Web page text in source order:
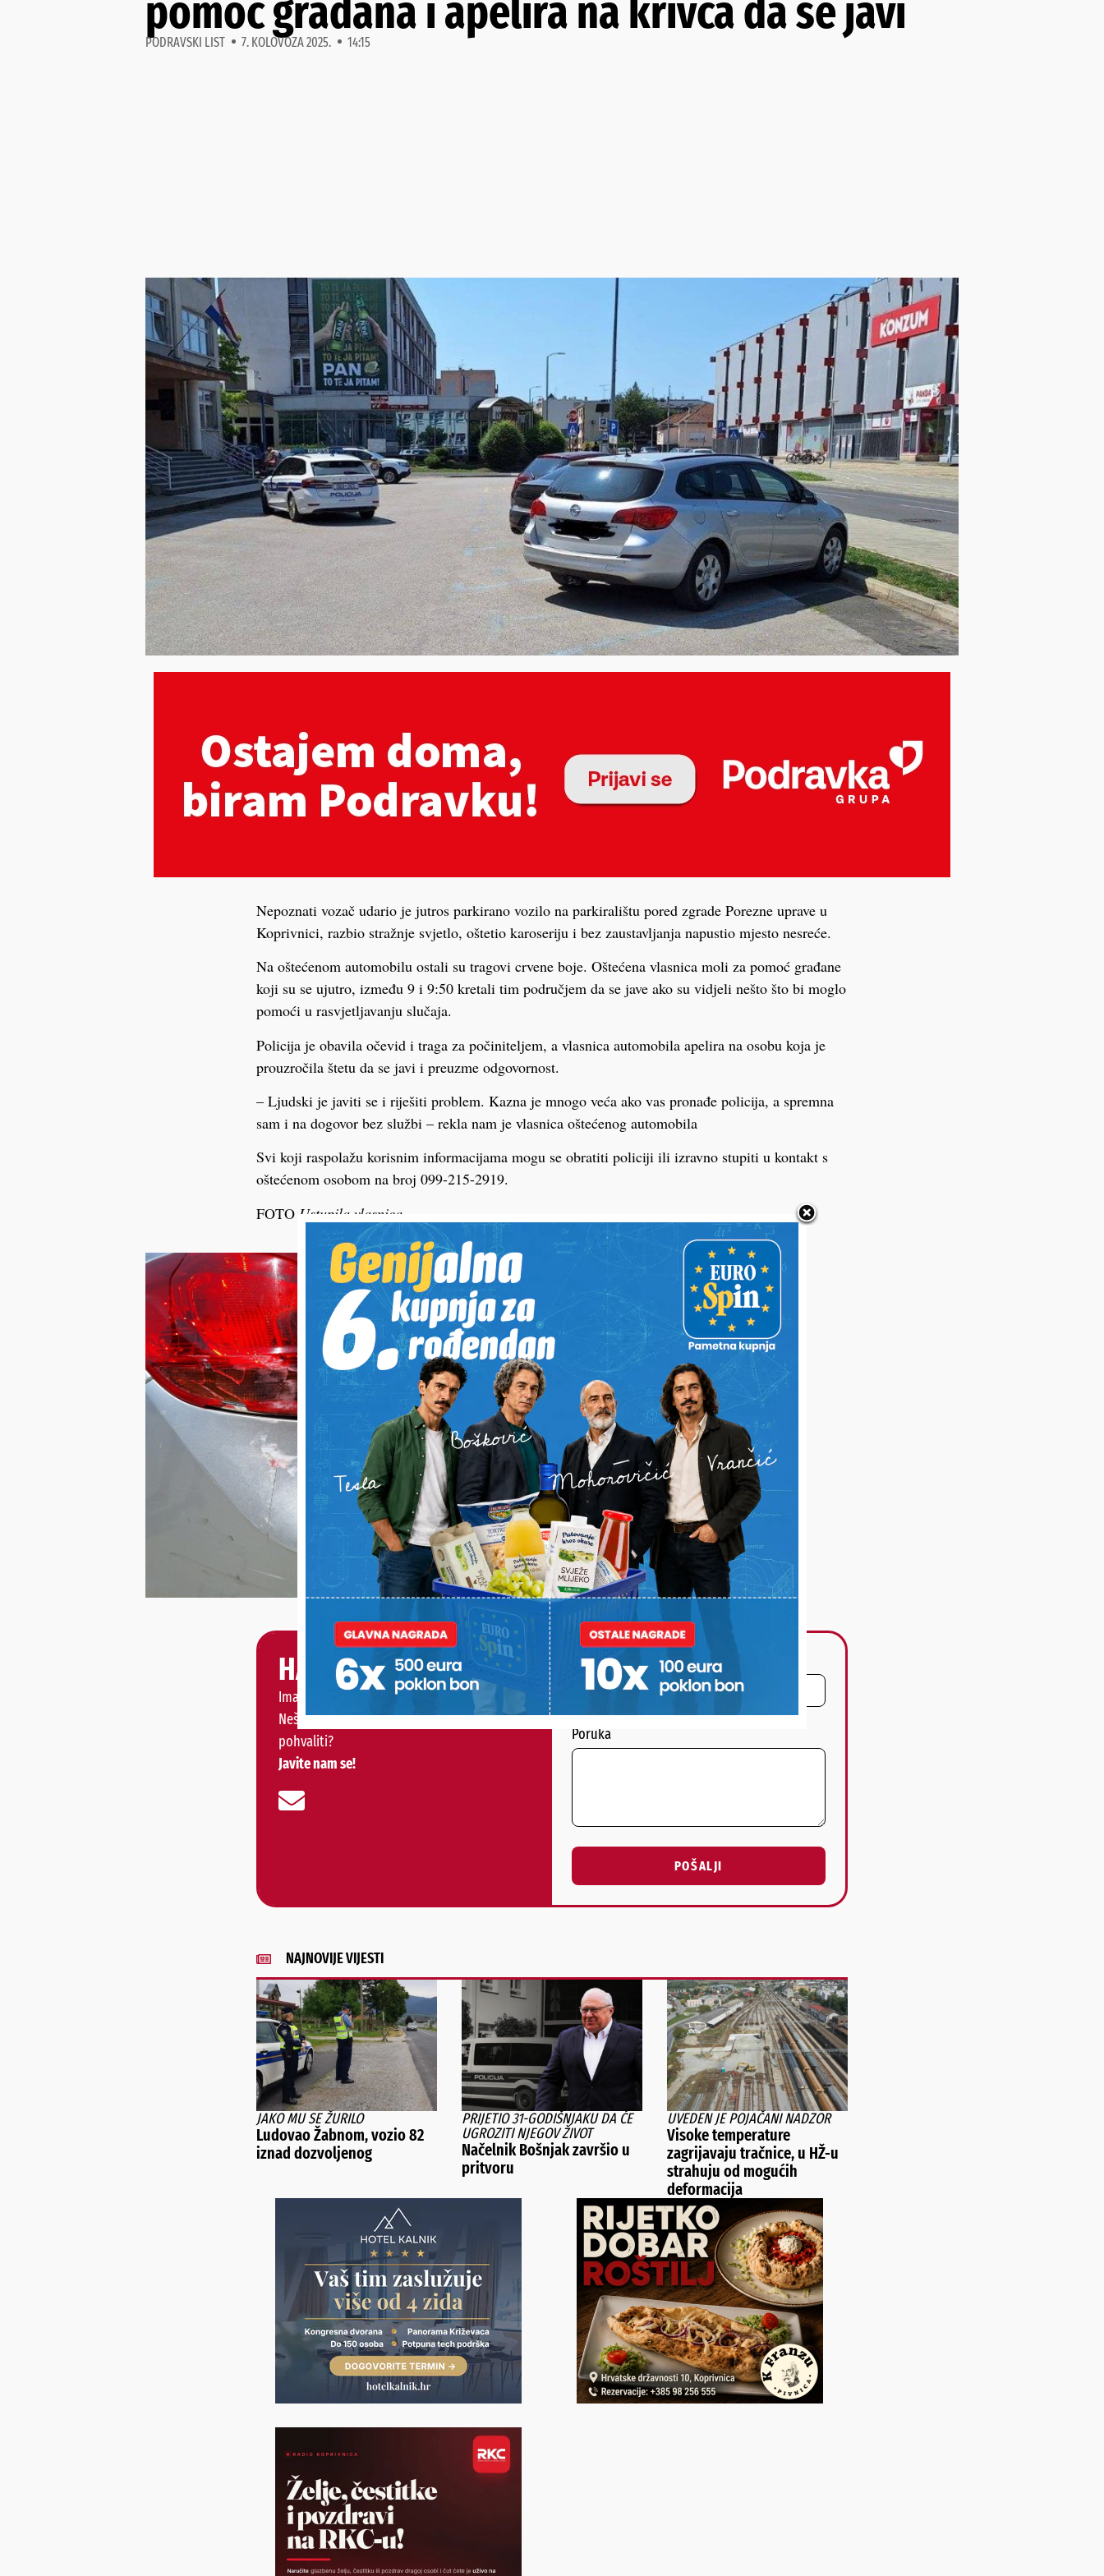
pomoć građana i apelira na krivca da se javi
PODRAVSKI LIST 7. KOLOVOZA 2025. 14:15
Nepoznati vozač udario je jutros parkirano vozilo na parkiralištu pored zgrade Porezne uprave u
Koprivnici, razbio stražnje svjetlo, oštetio karoseriju i bez zaustavljanja napustio mjesto nesreće.
Na oštećenom automobilu ostali su tragovi crvene boje. Oštećena vlasnica moli za pomoć građane
koji su se ujutro, između 9 i 9:50 kretali tim područjem da se jave ako su vidjeli nešto što bi moglo
pomoći u rasvjetljavanju slučaja.
Policija je obavila očevid i traga za počiniteljem, a vlasnica automobila apelira na osobu koja je
prouzročila štetu da se javi i preuzme odgovornost.
– Ljudski je javiti se i riješiti problem. Kazna je mnogo veća ako vas pronađe policija, a spremna
sam i na dogovor bez službi – rekla nam je vlasnica oštećenog automobila
Svi koji raspolažu korisnim informacijama mogu se obratiti policiji ili izravno stupiti u kontakt s
oštećenom osobom na broj 099-215-2919.
FOTO Ustupila vlasnica
HALO, PODRAVSKI!
Imate priču, vijest, fotku ili video?
Nešto vas muči ili želite nešto/nekoga
pohvaliti?
Javite nam se!
Vaš email
Poruka
POŠALJI
NAJNOVIJE VIJESTI
JAKO MU SE ŽURILO
Ludovao Žabnom, vozio 82
iznad dozvoljenog
PRIJETIO 31-GODIŠNJAKU DA ĆE
UGROZITI NJEGOV ŽIVOT
Načelnik Bošnjak završio u
pritvoru
UVEDEN JE POJAČANI NADZOR
Visoke temperature
zagrijavaju tračnice, u HŽ-u
strahuju od mogućih
deformacija